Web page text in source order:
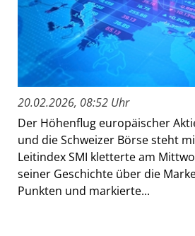
20.02.2026, 08:52 Uhr
Der Höhenflug europäischer
und die Schweizer Börse steht
Leitindex SMI kletterte am
seiner Geschichte über die
Punkten und markierte...